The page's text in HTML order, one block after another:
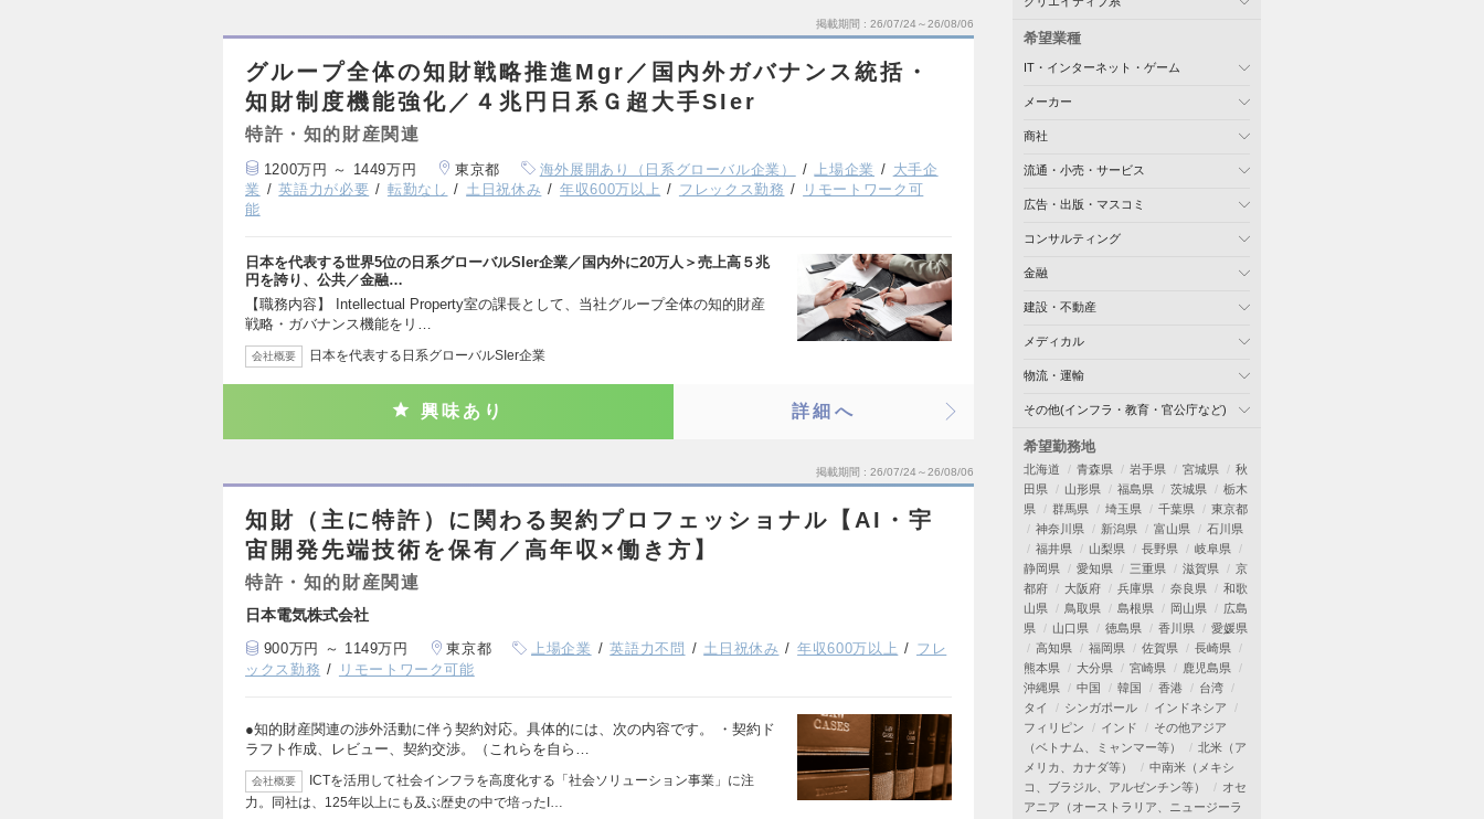
掲載期間 26/07/24～26/08/06
グループ全体の知財戦略推進Mgr／国内外ガバナンス統括・
知財制度機能強化／４兆円日系Ｇ超大手SIer
特許・知的財産関連
1200万円 ～ 1449万円 東京都 海外展開あり（日系グローバル企業） 上場企業
大手企
業
英語力が必要 転勤なし 土日祝休み 年収600万以上 フレックス勤務
リモートワーク可
能
日本を代表する世界5位の日系グローバルSIer企業／国内外に20万人＞売上高５兆
円を誇り、公共／金融…
【職務内容】 Intellectual Property室の課長として、当社グループ全体の知的財産
戦略・ガバナンス機能をリ…
会社概要 日本を代表する日系グローバルSIer企業
興味あり 詳細へ
掲載期間 26/07/24～26/08/06
知財（主に特許）に関わる契約プロフェッショナル【AI・宇
宙開発先端技術を保有／高年収×働き方】
特許・知的財産関連
日本電気株式会社
900万円 ～ 1149万円 東京都 上場企業 英語力不問 土日祝休み 年収600万以上
フレ
ックス勤務
リモートワーク可能
●知的財産関連の渉外活動に伴う契約対応。具体的には、次の内容です。 ・契約ド
ラフト作成、レビュー、契約交渉。（これらを自ら…
会社概要
ICTを活用して社会インフラを高度化する「社会ソリューション事業」に注
力。同社は、125年以上にも及ぶ歴史の中で培ったI…
希望業種
IT・インターネット・ゲーム
メーカー
商社
流通・小売・サービス
広告・出版・マスコミ
コンサルティング
金融
建設・不動産
メディカル
物流・運輸
その他(インフラ・教育・官公庁など)
希望勤務地
北海道 青森県 岩手県 宮城県
秋
田県
山形県 福島県 茨城県
栃木
県
群馬県 埼玉県 千葉県
東京都
神奈川県
新潟県 富山県
石川県
福井県
山梨県 長野県
岐阜県
静岡県
愛知県 三重県 滋賀県
京
都府
大阪府 兵庫県 奈良県
和歌
山県
鳥取県 島根県 岡山県
広島
県
山口県 徳島県 香川県
愛媛県
高知県
福岡県 佐賀県
長崎県
熊本県
大分県 宮崎県
鹿児島県
沖縄県
中国 韓国 香港
台湾
タイ
シンガポール
インドネシア
フィリピン
インド
その他アジア
（ベトナム、ミャンマー等）
北米（ア
メリカ、カナダ等）
中南米（メキシ
コ、ブラジル、アルゼンチン等）
オセ
アニア（オーストラリア、ニュージーラ